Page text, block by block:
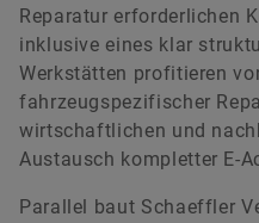
Reparatur erforderlichen
inklusive eines klar
Werkstätten profitieren
fahrzeugspezifischer
wirtschaftlichen und
Austausch kompletter E-
Parallel baut Schaeffler